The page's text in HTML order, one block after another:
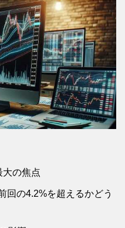
大の焦点
回の4.2%を超えるかどう